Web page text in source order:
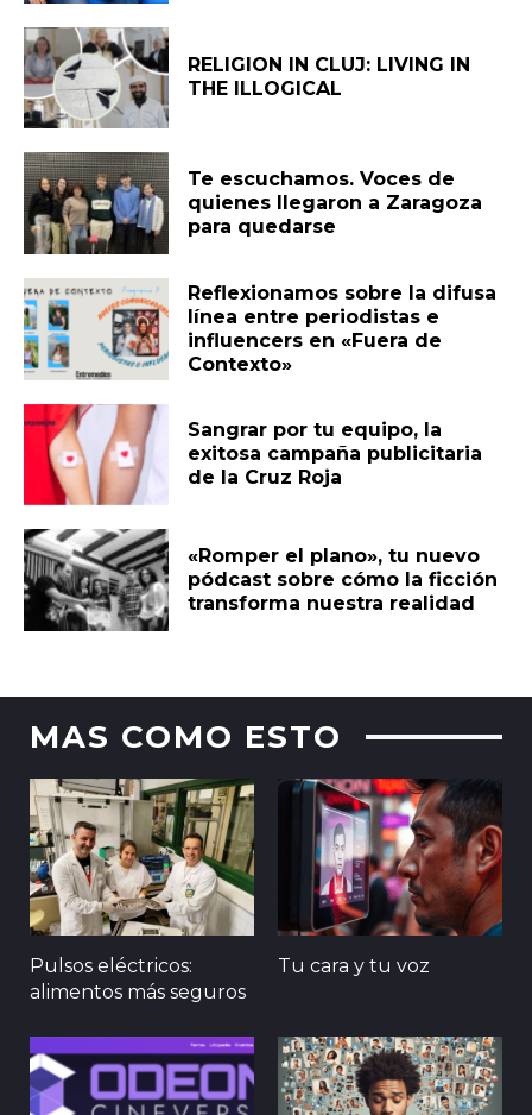
RELIGION IN CLUJ: LIVING IN
THE ILLOGICAL
Te escuchamos. Voces de
quienes llegaron a Zaragoza
para quedarse
Reflexionamos sobre la difusa
línea entre periodistas e
influencers en «Fuera de
Contexto»
Sangrar por tu equipo, la
exitosa campaña publicitaria
de la Cruz Roja
«Romper el plano», tu nuevo
pódcast sobre cómo la ficción
transforma nuestra realidad
MAS COMO ESTO
Pulsos eléctricos:
alimentos más seguros
Tu cara y tu voz